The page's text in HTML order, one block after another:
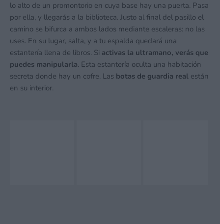
lo alto de un promontorio en cuya base hay una puerta. Pasa
por ella, y llegarás a la biblioteca. Justo al final del pasillo el
camino se bifurca a ambos lados mediante escaleras: no las
uses. En su lugar, salta, y a tu espalda quedará una
estantería llena de libros. Si activas la ultramano, verás que
puedes manipularla. Esta estantería oculta una habitación
secreta donde hay un cofre. Las botas de guardia real están
en su interior.